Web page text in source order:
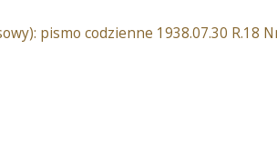
pismo codzienne 1938.07.30 R.18